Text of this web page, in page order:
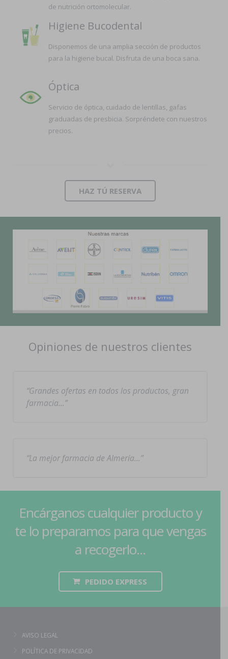
de nutrición ortomolecular.
Higiene Bucodental
Disponemos de una amplia sección de productos
para la higiene bucal. Disfruta de una boca sana.
Óptica
Servicio de óptica, cuidado de lentillas, gafas
graduadas de presbicia. Sorpréndete con nuestros
precios.
HAZ TÚ RESERVA
Opiniones de nuestros clientes
Grandes ofertas en todos los productos, gran
farmacia…
La mejor farmacia de Almería…
Encárganos cualquier producto y
te lo preparamos para que vengas
a recogerlo...
PEDIDO EXPRESS
AVISO LEGAL
POLÍTICA DE PRIVACIDAD